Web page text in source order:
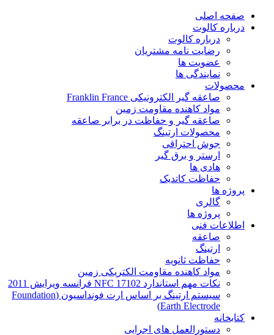
پرش
صفحه اصلی
درباره کالوت
درباره کالوت
رضایت نامه مشتریان
عضویت ها
نمایندگی ها
محصولات
صاعقه گیر الکترونیکی Franklin France
مواد کاهنده مقاومت زمین
صاعقه گیر و حفاظت در برابر صاعقه
محصولات ارتینگ
جوش احتراقی
ارستر و برق گیر
هادی ها
حفاظت کاتدیک
پروژه ها
گالری
پروژه ها
اطلاعات فنی
صاعقه
ارتینگ
حفاظت ثانویه
مواد کاهنده مقاومت الکتریکی زمین
نکات مهم استاندارد NFC 17102 فرانسه ویرایش 2011
سیستم ارتینگ بر اساس ارت فونداسیون (Foundation
Earth Electrode)
کتابخانه
دستورالعمل های اجرایی